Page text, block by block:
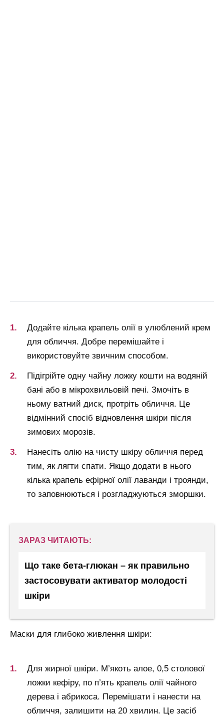
Додайте кілька крапель олії в улюблений крем
для обличчя. Добре перемішайте і
використовуйте звичним способом.
Підігрійте одну чайну ложку кошти на водяній
бані або в мікрохвильовій печі. Змочіть в
ньому ватний диск, протріть обличчя. Це
відмінний спосіб відновлення шкіри після
зимових морозів.
Нанесіть олію на чисту шкіру обличчя перед
тим, як лягти спати. Якщо додати в нього
кілька крапель ефірної олії лаванди і троянди,
то заповнюються і розгладжуються зморшки.
ЗАРАЗ ЧИТАЮТЬ:
Що таке бета-глюкан – як правильно
застосовувати активатор молодості
шкіри
Маски для глибоко живлення шкіри:
Для жирної шкіри. М’якоть алое, 0,5 столової
ложки кефіру, по п’ять крапель олії чайного
дерева і абрикоса. Перемішати і нанести на
обличчя, залишити на 20 хвилин. Це засіб